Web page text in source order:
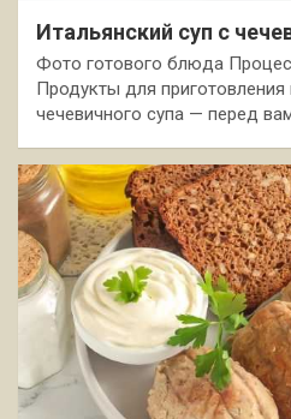
Итальянский суп с
Фото готового блюда
Продукты для приготовления
чечевичного супа — перед